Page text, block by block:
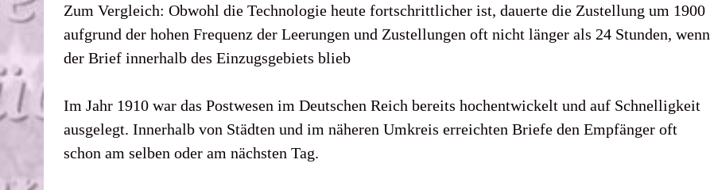
Zum Vergleich: Obwohl die Technologie heute fortschrittlicher ist, dauerte die Zustellung um 1900
aufgrund der hohen Frequenz der Leerungen und Zustellungen oft nicht länger als 24 Stunden, wenn
der Brief innerhalb des Einzugsgebiets blieb
Im Jahr 1910 war das Postwesen im Deutschen Reich bereits hochentwickelt und auf Schnelligkeit
ausgelegt. Innerhalb von Städten und im näheren Umkreis erreichten Briefe den Empfänger oft
schon am selben oder am nächsten Tag.